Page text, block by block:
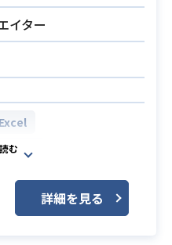
、またはゲームイラス
で背景デザインのご経
る方
ッサン力をお持ちの方
ご経験がある方
イター
詳細を見る